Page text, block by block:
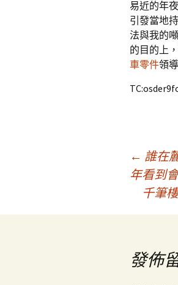
易近的年
引發當地
法與我的
的目的上
車零件領
← 誰在
年看到
千筆
發佈